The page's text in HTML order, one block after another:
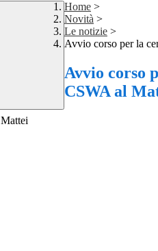
Home >
Novità >
Le notizie >
Avvio corso per la
Avvio corso
CSWA al